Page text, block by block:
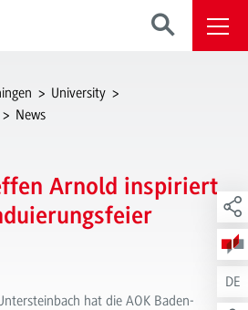
DE
University
News
Arnold inspiriert
hat die AOK Baden-